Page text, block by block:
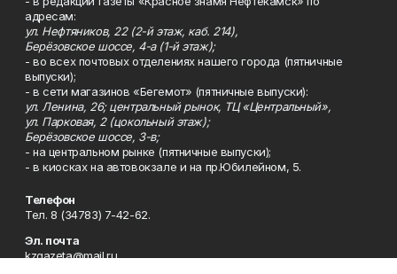
адресам:
ул. Нефтяников, 22 (2-й этаж, каб. 214),
Берёзовское шоссе, 4-а (1-й этаж);
- во всех почтовых отделениях нашего города (пятничные
выпуски);
- в сети магазинов «Бегемот» (пятничные выпуски):
ул. Ленина, 26; центральный рынок, ТЦ «Центральный»,
ул. Парковая, 2 (цокольный этаж);
Берёзовское шоссе, 3-в;
- на центральном рынке (пятничные выпуски);
- в киосках на автовокзале и на пр.Юбилейном, 5.
Телефон
Тел. 8 (34783) 7-42-62.
Эл. почта
kzgazeta@mail.ru